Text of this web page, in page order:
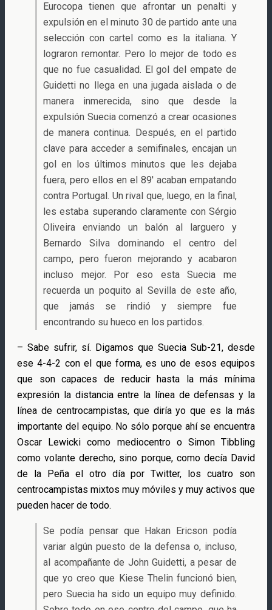
Eurocopa tienen que afrontar un penalti y
expulsión en el minuto 30 de partido ante una
selección con cartel como es la italiana. Y
lograron remontar. Pero lo mejor de todo es
que no fue casualidad. El gol del empate de
Guidetti no llega en una jugada aislada o de
manera inmerecida, sino que desde la
expulsión Suecia comenzó a crear ocasiones
de manera continua. Después, en el partido
clave para acceder a semifinales, encajan un
gol en los últimos minutos que les dejaba
fuera, pero ellos en el 89′ acaban empatando
contra Portugal. Un rival que, luego, en la final,
les estaba superando claramente con Sérgio
Oliveira enviando un balón al larguero y
Bernardo Silva dominando el centro del
campo, pero fueron mejorando y acabaron
incluso mejor. Por eso esta Suecia me
recuerda un poquito al Sevilla de este año,
que jamás se rindió y siempre fue
encontrando su hueco en los partidos.
– Sabe sufrir, sí. Digamos que Suecia Sub-21, desde
ese 4-4-2 con el que forma, es uno de esos equipos
que son capaces de reducir hasta la más mínima
expresión la distancia entre la línea de defensas y la
línea de centrocampistas, que diría yo que es la más
importante del equipo. No sólo porque ahí se encuentra
Oscar Lewicki como mediocentro o Simon Tibbling
como volante derecho, sino porque, como decía David
de la Peña el otro día por Twitter, los cuatro son
centrocampistas mixtos muy móviles y muy activos que
pueden hacer de todo.
Se podía pensar que Hakan Ericson podía
variar algún puesto de la defensa o, incluso,
al acompañante de John Guidetti, a pesar de
que yo creo que Kiese Thelin funcionó bien,
pero Suecia ha sido un equipo muy definido.